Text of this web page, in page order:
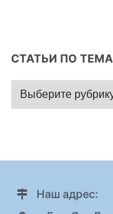
СТАТЬИ ПО
Статьи
по
Наш адрес: